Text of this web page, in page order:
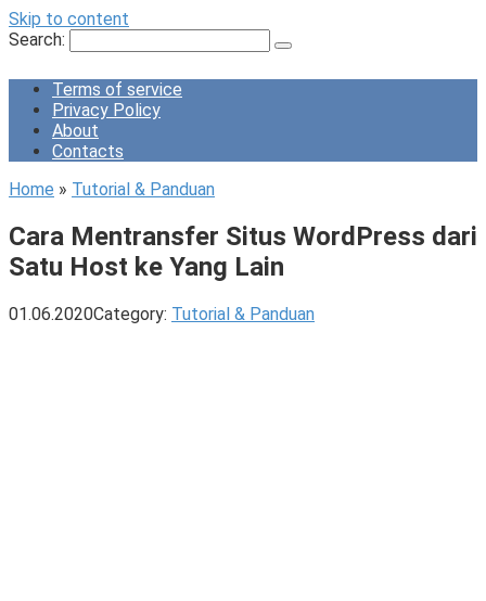
Skip to content
Search:
Terms of service
Privacy Policy
About
Contacts
Home » Tutorial & Panduan
Cara Mentransfer Situs WordPress dari
Satu Host ke Yang Lain
01.06.2020Category: Tutorial & Panduan